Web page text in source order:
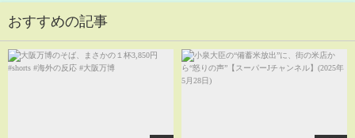
おすすめの記事